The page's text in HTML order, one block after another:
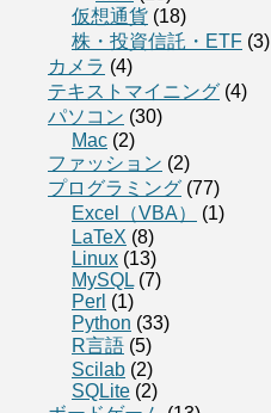
仮想通貨 (18)
株・投資信託・ETF (3)
カメラ (4)
テキストマイニング (4)
パソコン (30)
Mac (2)
ファッション (2)
プログラミング (77)
Excel（VBA）
(1)
LaTeX (8)
Linux (13)
MySQL (7)
Perl (1)
Python (33)
R言語 (5)
Scilab (2)
SQLite (2)